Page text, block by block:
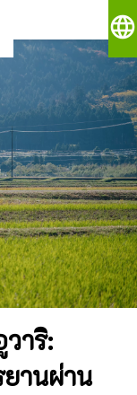
language
าริ:
านผ่าน